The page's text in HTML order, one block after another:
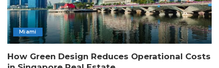
Miami
How Green Design Reduces Operational Costs